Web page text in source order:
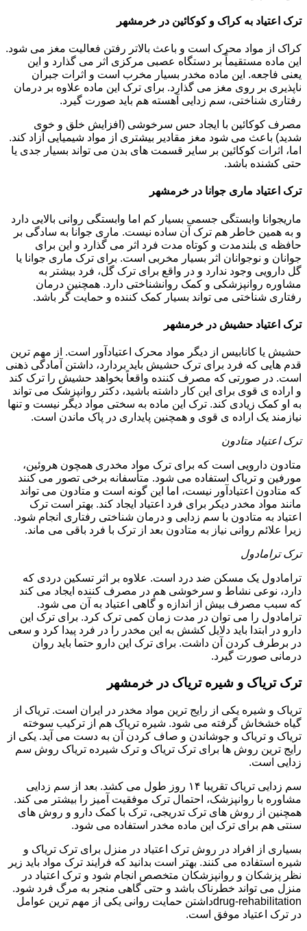
ترک اعتیاد به کراک و کوکائین در خرمشهر
کراک از مواد محرک است و باعث بالاتر رفتن فعالیت مغز می شود.
این ماده مستقیماً بر دستگاه عصبی مرکزی اثر می گذارد و این
یعنی فاجعه. این ماده مخدر بسیار مخرب است و اثرات جبران
ناپذیری بر روی مغز می گذارد. برای ترک این ماده علاوه بر درمان
رفتاری شناختی، سم زدایی آهسته هم باید صورت گیرد.
مصرف کوکائین با ایجاد حس سرخوشی (افزایش خلق و خوی
شدید) باعث می شود مغز مقادیر بیشتری از مواد شیمیایی آزاد کند.
اما، اثرات کوکائین بر سایر قسمت های بدن می تواند بسیار جدی یا
حتی کشنده باشد.
ترک اعتیاد ماری جوانا در خرمشهر
ماریجوانا وابستگی جسمی بسیار کم اما وابستگی روانی بالایی دارد
و به همین خاطر هم ترک آن ساده نیست. ماری جوانا به سادگی بر
حافظه ی بلندمدت و کوتاه مدت فرد اثر می گذارد و این برای
جوانان و نوجوانان اثر بسیار مخربی است. برای ترک ماری جوانا یا
گل دارویی وجود ندارد و در واقع برای ترک گل، فرد بیشتر به
مشاوره روانپزشکی و کمک روانشناختی دارد. همچنین درمان
رفتاری شناختی می تواند بسیار کمک کننده و حمایت گر باشد.
ترک اعتیاد حشیش در خرمشهر
حشیش یا کانابیس از دیگر مواد محرک اعتیادآور است. از مهم ترین
قدم هایی که فرد برای ترک حشیش باید بردارد، داشتن آمادگی ذهنی
است. در صورتی که مصرف کننده واقعاً بخواهد حشیش را ترک کند
و اراده ی قوی برای این کار داشته باشید، دکتر روانپزشک می تواند
به او کمک زیادی کند. ترک این ماده به سختی مواد دیگر نیست و تنها
نیازمند یک اراده ی قوی و همچنین پایداری در پاک ماندن است.
ترک اعتیاد متادون
متادون دارویی است که برای ترک مواد مخدری همچون هروئین،
مورفین و تریاک استفاده می شود. متأسفانه برخی تصور می کنند
که متادون اعتیادآور نیست، اما این گونه است و متادون می تواند
مانند مواد مخدر دیکر برای فرد اعتیاد ایجاد کند. بهتر است ترک
اعتیاد به متادون با سم زدایی و درمان شناختی رفتاری انجام شود.
زیرا علائم روانی نیاز به متادون بعد از ترک با فرد باقی می ماند.
ترک ترامادول
ترامادول یک مسکن ضد درد است. علاوه بر اثر تسکین دردی که
دارد، نوعی نشاط و سرخوشی هم در مصرف کننده ایجاد می کند
که سبب مصرف بیش از اندازه و گاهی اعتیاد به آن می شود.
ترامادول را می توان در مدت زمان کمی ترک کرد. برای ترک این
دارو در ابتدا باید دلایل کشش به این مخدر را در فرد پیدا کرد و سعی
در برطرف کردن آن داشت. برای ترک این دارو حتما باید روان
درمانی صورت گیرد.
ترک تریاک و شیره تریاک در خرمشهر
تریاک و شیره یکی از رایج ترین مواد مخدر در ایران است. تریاک از
گیاه خشخاش گرفته می شود. شیره تریاک هم از ترکیب سوخته
تریاک و تریاک و جوشاندن و صاف کردن آن به دست می آید. یکی از
رایج ترین روش ها برای ترک تریاک و ترک شیرده تریاک روش سم
زدایی است.
سم زدایی تریاک تقریبا ۱۴ روز طول می کشد. بعد از سم زدایی
مشاوره با روانپزشک، احتمال ترک موفقیت آمیز را بیشتر می کند.
همچنین از روش های ترک تدریجی، ترک با کمک دارو و روش های
سنتی هم برای ترک این ماده مخدر استفاده می شود.
بسیاری از افراد در روش ترک اعتیاد در منزل برای ترک تریاک و
شیره استفاده می کنند. بهتر است بدانید که فرایند ترک مواد باید زیر
نظر پزشکان و روانپزشکان متخصص انجام شود و ترک اعتیاد در
منزل می تواند خطرناک باشد و حتی گاهی منجر به مرگ فرد شود.
drug-rehabilitationداشتن حمایت روانی یکی از مهم ترین عوامل
در ترک اعتیاد موفق است.